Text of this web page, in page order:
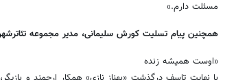
مسئلت دارم.»
همچنین پیام تسلیت کورش سلیمانی، مدیر مجموعه
«اوست همیشه زنده